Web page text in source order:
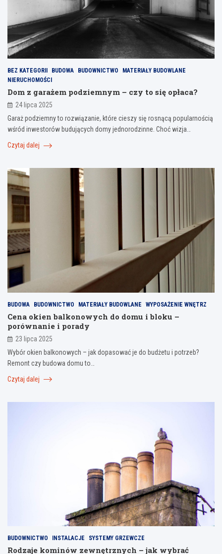
BEZ KATEGORII BUDOWA BUDOWNICTWO
MATERIAŁY BUDOWLANE
NIERUCHOMOŚCI
Dom z garażem podziemnym – czy to się opłaca?
24 lipca 2025
Garaż podziemny to rozwiązanie, które cieszy się rosnącą popularnością
wśród inwestorów budujących domy jednorodzinne. Choć wizja…
Czytaj dalej
BUDOWA BUDOWNICTWO MATERIAŁY BUDOWLANE WYPOSAŻENIE WNĘTRZ
Cena okien balkonowych do domu i bloku –
porównanie i porady
23 lipca 2025
Wybór okien balkonowych – jak dopasować je do budżetu i potrzeb?
Remont czy budowa domu to…
Czytaj dalej
BUDOWNICTWO INSTALACJE SYSTEMY GRZEWCZE
Rodzaje kominów zewnętrznych – jak wybrać